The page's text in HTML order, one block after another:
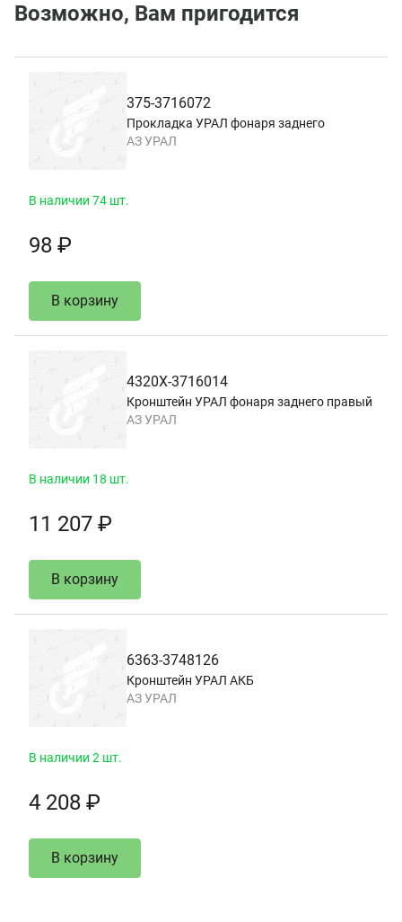
Возможно, Вам пригодится
375-3716072
Прокладка УРАЛ фонаря заднего
АЗ УРАЛ
В наличии 74 шт.
98 ₽
В корзину
4320Х-3716014
Кронштейн УРАЛ фонаря заднего правый
АЗ УРАЛ
В наличии 18 шт.
11 207 ₽
В корзину
6363-3748126
Кронштейн УРАЛ АКБ
АЗ УРАЛ
В наличии 2 шт.
4 208 ₽
В корзину